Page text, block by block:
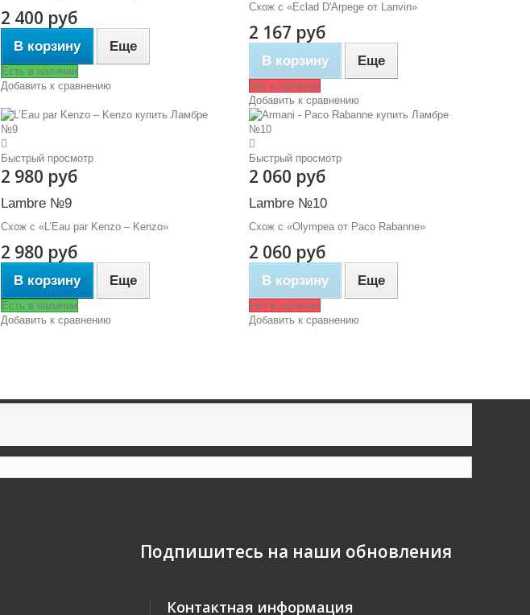
2 400 руб
В корзину Еще
Есть в наличии
Добавить к сравнению
Схож с «Eclad D'Arpege от Lanvin»
2 167 руб
В корзину Еще
Нет в наличии
Добавить к сравнению
Быстрый просмотр
2 980 руб
Lambre №9
Схож с «L’Eau par Kenzo – Kenzo»
2 980 руб
В корзину Еще
Есть в наличии
Добавить к сравнению
Быстрый просмотр
2 060 руб
Lambre №10
Схож с «Olympea от Paco Rabanne»
2 060 руб
В корзину Еще
Нет в наличии
Добавить к сравнению
Подпишитесь на наши обновления
Контактная информация